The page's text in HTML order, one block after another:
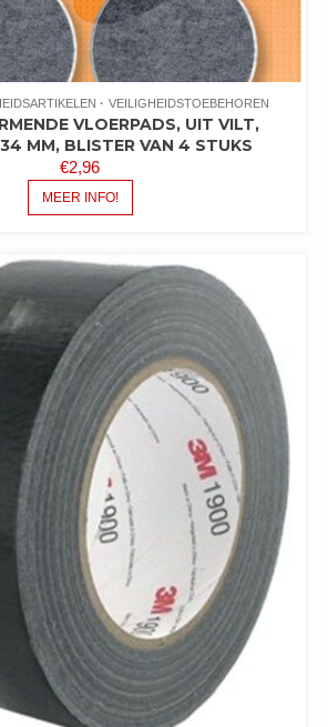
VEILIGHEIDSTOEBEHOREN
VLOERPADS, UIT VILT,
MM, BLISTER VAN 4 STUKS
€2,96
MEER INFO!